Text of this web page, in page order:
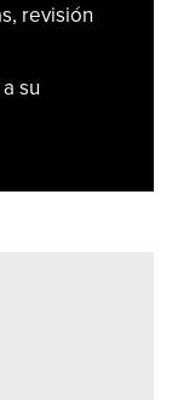
revisión
su